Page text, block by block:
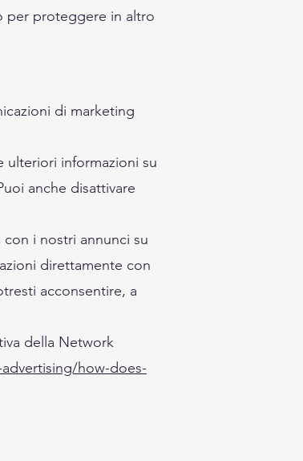
per proteggere in altro
di marketing
ulteriori informazioni su
anche disattivare
i nostri annunci su
direttamente con
acconsentire, a
della Network
how-does-